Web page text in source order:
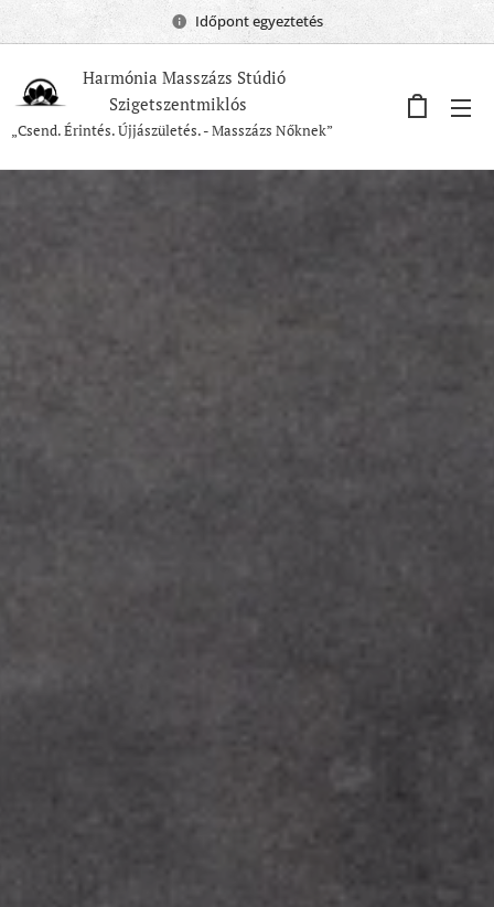
Időpont egyeztetés
Harmónia Masszázs Stúdió
Szigetszentmiklós
„Csend. Érintés. Újjászületés. - Masszázs Nőknek”